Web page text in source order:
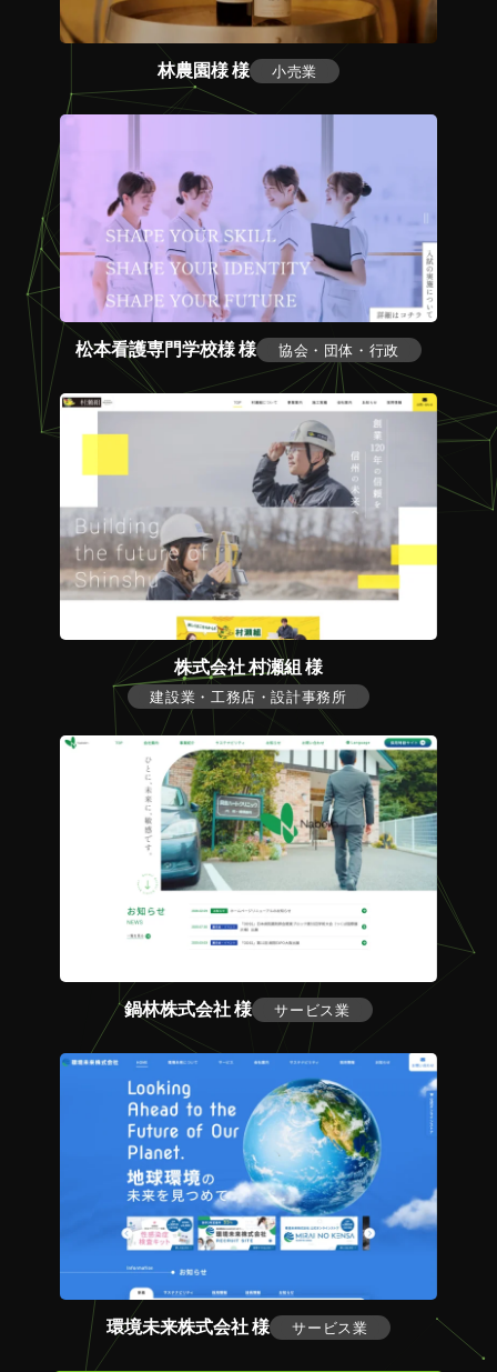
林農園様 様 小売業
松本看護専門学校様 様 協会・団体・行政
株式会社 村瀬組 様
建設業・工務店・設計事務所
鍋林株式会社 様 サービス業
環境未来株式会社 様 サービス業